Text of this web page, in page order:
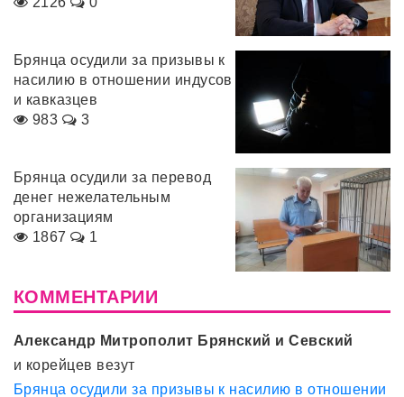
Брянца осудили за призывы к
насилию в отношении индусов
и кавказцев
983
3
Брянца осудили за перевод
денег нежелательным
организациям
1867
1
КОММЕНТАРИИ
Александр Митрополит Брянский и Севский
и корейцев везут
Брянца осудили за призывы к насилию в отношении